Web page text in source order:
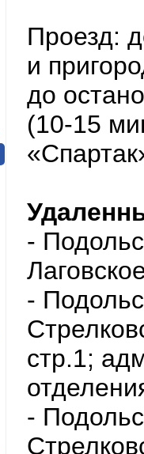
Проезд:
и
до
(10-15
-
-
стр.1;
-